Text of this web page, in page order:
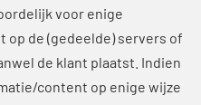
voor enige
de (gedeelde) servers of
de klant plaatst. Indien
content op enige wijze